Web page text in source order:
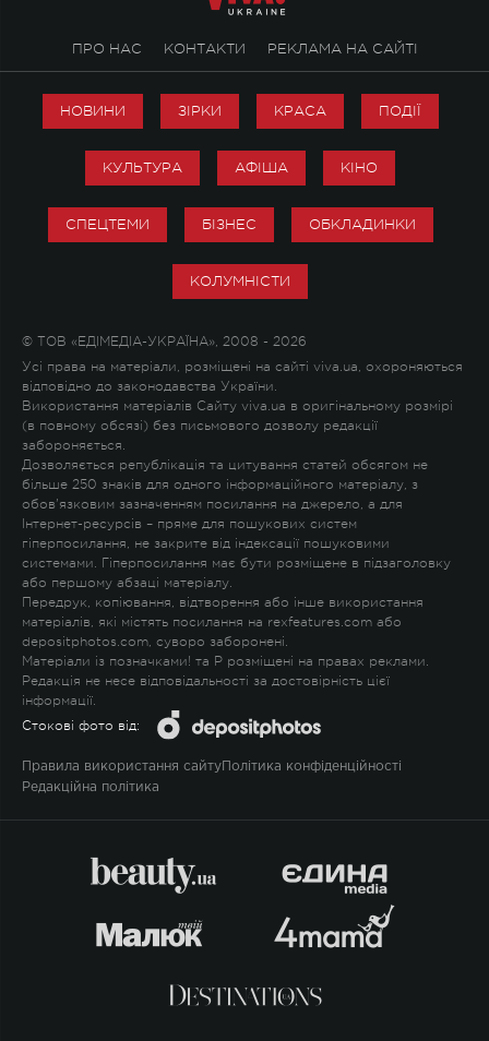
ПРО НАС КОНТАКТИ РЕКЛАМА НА САЙТІ
НОВИНИ ЗІРКИ КРАСА ПОДІЇ
КУЛЬТУРА АФІША КІНО
СПЕЦТЕМИ БІЗНЕС ОБКЛАДИНКИ
КОЛУМНІСТИ
© ТОВ «ЕДІМЕДІА-УКРАЇНА», 2008 - 2026
Усі права на матеріали, розміщені на сайті viva.ua, охороняються
відповідно до законодавства України.
Використання матеріалів Сайту viva.ua в оригінальному розмірі
(в повному обсязі) без письмового дозволу редакції
забороняється.
Дозволяється републікація та цитування статей обсягом не
більше 250 знаків для одного інформаційного матеріалу, з
обов'язковим зазначенням посилання на джерело, а для
Інтернет-ресурсів – пряме для пошукових систем
гіперпосилання, не закрите від індексації пошуковими
системами. Гіперпосилання має бути розміщене в підзаголовку
або першому абзаці матеріалу.
Передрук, копіювання, відтворення або інше використання
матеріалів, які містять посилання на rexfeatures.com або
depositphotos.com, суворо заборонені.
Матеріали із позначками! та P розміщені на правах реклами.
Редакція не несе відповідальності за достовірність цієї
інформації.
Стокові фото від:
Правила використання сайту Політика конфіденційності
Редакційна політика